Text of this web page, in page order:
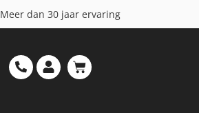
Meer dan 30 jaar ervaring